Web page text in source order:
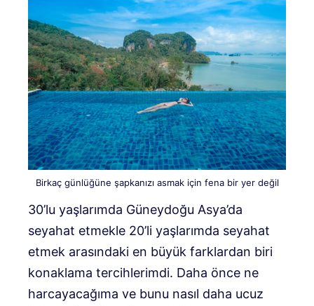
Birkaç günlüğüne şapkanızı asmak için fena bir yer değil
30’lu yaşlarımda Güneydoğu Asya’da
seyahat etmekle 20’li yaşlarımda seyahat
etmek arasındaki en büyük farklardan biri
konaklama tercihlerimdi. Daha önce ne
harcayacağıma ve bunu nasıl daha ucuz